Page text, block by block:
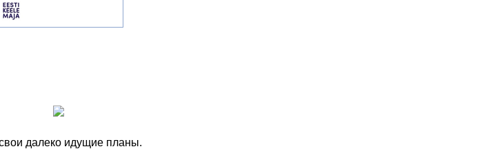
далеко идущие планы.